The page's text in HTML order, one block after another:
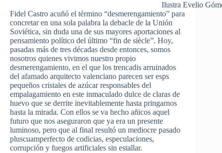
Ilustra Evelio
Fidel Castro acuñó el término “desmerengamiento” para
concretar en una sola palabra la debacle de la Unión
Soviética, sin duda una de sus mayores aportaciones al
pensamiento político del último “fin de siècle”. Hoy,
pasadas más de tres décadas desde entonces, somos
nosotros quienes vivimos nuestro propio
desmerengamiento, en el que los trencadis arruinados
del afamado arquitecto valenciano parecen ser esps
pequeños cristales de azúcar responsables del
empalagamiento en este inmaculado dulce de claras de
huevo que se derrite inevitablemente hasta pringarnos
hasta la mirada. Con ellos se va hecho añicos aquel
futuro que nos aseguraron que ya era un presente
luminoso, pero que al final resultó un mediocre pasado
pluscuamperfecto de codicias, especulaciones,
corrupción y fuegos artificiales sin estallar.